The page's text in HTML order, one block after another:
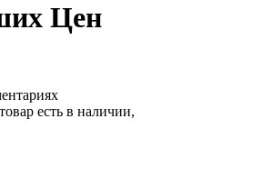
Цен
есть в наличии,